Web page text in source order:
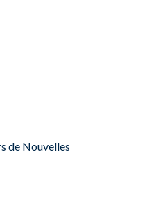
de Nouvelles